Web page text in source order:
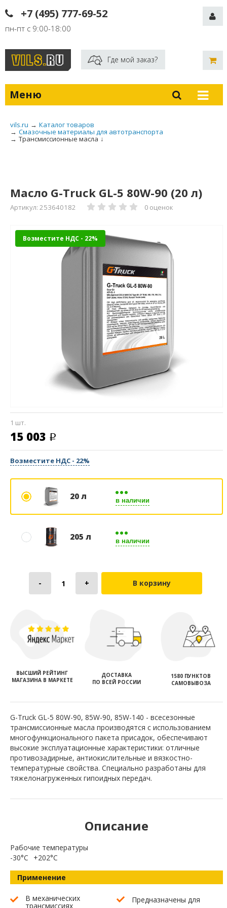
+7 (495) 777-69-52
пн-пт с 9:00-18:00
Где мой заказ?
Меню
vils.ru → Каталог товаров
→ Смазочные материалы для автотранспорта
→ Трансмиссионные масла ↓
Масло G-Truck GL-5 80W-90 (20 л)
Артикул: 253640182 0 оценок
Возместите НДС - 22%
1 шт.
15 003
Возместите НДС - 22%
20 л в наличии
205 л в наличии
В корзину
ВЫСШИЙ РЕЙТИНГ
МАГАЗИНА В МАРКЕТЕ
ДОСТАВКА
ПО ВСЕЙ РОССИИ
1580 ПУНКТОВ
САМОВЫВОЗА
G-Truck GL-5 80W-90, 85W-90, 85W-140 - всесезонные
трансмиссионные масла производятся с использованием
многофункционального пакета присадок, обеспечивают
высокие эксплуатационные характеристики: отличные
противозадирные, антиокислительные и вязкостно-
температурные свойства. Специально разработаны для
тяжелонагруженных гипоидных передач.
Описание
Рабочие температуры
-30°C
+202°C
Применение
В механических
трансмиссиях
Предназначены для